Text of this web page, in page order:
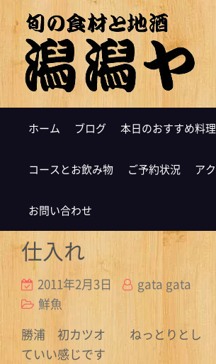
ホーム ブログ 本日のおすすめ料理
コースとお飲み物 ご予約状況 ア
お問い合わせ
仕入れ
2011年2月3日
gata gata
鮮魚
勝浦 初カツオ ねっとりとし
ていい感じです